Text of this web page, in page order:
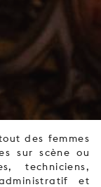
des femmes
sur scène ou
techniciens,
et